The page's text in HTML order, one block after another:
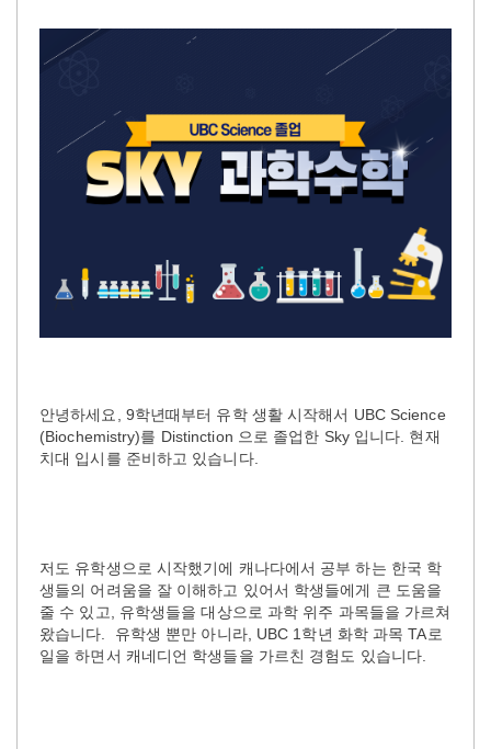
안녕하세요, 9학년때부터 유학 생활 시작해서 UBC Science
(Biochemistry)를 Distinction 으로 졸업한 Sky 입니다. 현재
치대 입시를 준비하고 있습니다.
저도 유학생으로 시작했기에 캐나다에서 공부 하는 한국 학
생들의 어려움을 잘 이해하고 있어서 학생들에게 큰 도움을
줄 수 있고, 유학생들을 대상으로 과학 위주 과목들을 가르쳐
왔습니다. 유학생 뿐만 아니라, UBC 1학년 화학 과목 TA로
일을 하면서 캐네디언 학생들을 가르친 경험도 있습니다.